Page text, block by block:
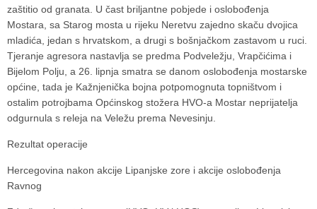
zaštitio od granata. U čast briljantne pobjede i oslobođenja
Mostara, sa Starog mosta u rijeku Neretvu zajedno skaču dvojica
mladića, jedan s hrvatskom, a drugi s bošnjačkom zastavom u ruci.
Tjeranje agresora nastavlja se predma Podveležju, Vrapčićima i
Bijelom Polju, a 26. lipnja smatra se danom oslobođenja mostarske
općine, tada je Kažnjenička bojna potpomognuta topništvom i
ostalim potrojbama Općinskog stožera HVO-a Mostar neprijatelja
odgurnula s releja na Veležu prema Nevesinju.
Rezultat operacije
Hercegovina nakon akcije Lipanjske zore i akcije oslobođenja
Ravnog